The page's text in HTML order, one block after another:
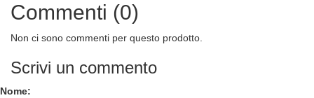
Commenti (0)
Non ci sono commenti per questo prodotto.
Scrivi un commento
Nome: